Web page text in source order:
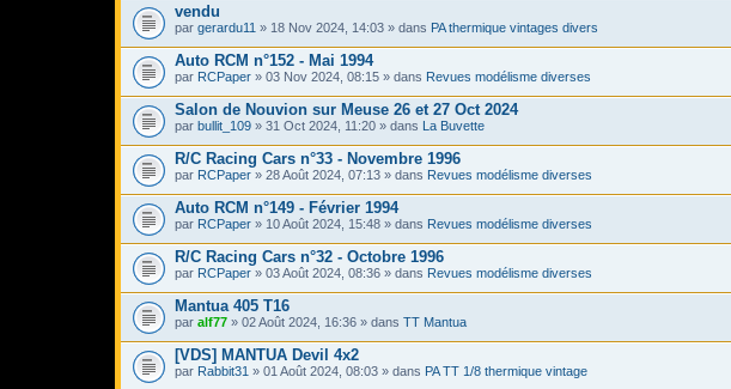
vendu
par gerardu11 » 18 Nov 2024, 14:03 » dans PA thermique vintages divers
Auto RCM n°152 - Mai 1994
par RCPaper » 03 Nov 2024, 08:15 » dans Revues modélisme diverses
Salon de Nouvion sur Meuse 26 et 27 Oct 2024
par bullit_109 » 31 Oct 2024, 11:20 » dans La Buvette
R/C Racing Cars n°33 - Novembre 1996
par RCPaper » 28 Août 2024, 07:13 » dans Revues modélisme diverses
Auto RCM n°149 - Février 1994
par RCPaper » 10 Août 2024, 15:48 » dans Revues modélisme diverses
R/C Racing Cars n°32 - Octobre 1996
par RCPaper » 03 Août 2024, 08:36 » dans Revues modélisme diverses
Mantua 405 T16
par alf77 » 02 Août 2024, 16:36 » dans TT Mantua
[VDS] MANTUA Devil 4x2
par Rabbit31 » 01 Août 2024, 08:03 » dans PA TT 1/8 thermique vintage